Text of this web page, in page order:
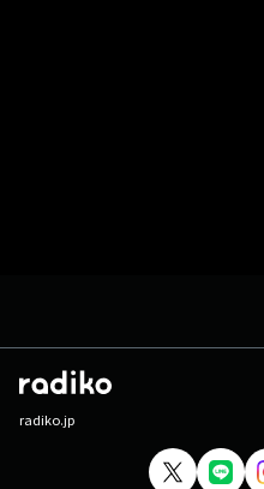
radiko.jp